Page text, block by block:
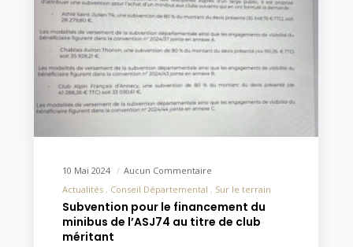
10 Mai 2024
Aucun Commentaire
Actualités
Conseil Départemental Sur le terrain
Subvention pour le financement du
minibus de l’ASJ74 au titre de club
méritant